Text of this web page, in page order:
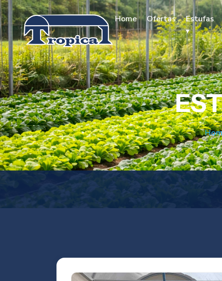
Home Ofertas Estufas